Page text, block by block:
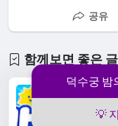
덕수궁 밤
💡
공유
함께보면 좋은 글